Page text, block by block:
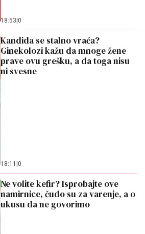
18:53 0
Kandida se stalno vraća?
Ginekolozi kažu da mnoge žene
prave ovu grešku, a da toga nisu
ni svesne
18:11 0
Ne volite kefir? Isprobajte ove
namirnice, čudo su za varenje, a o
ukusu da ne govorimo